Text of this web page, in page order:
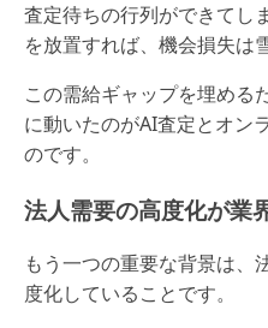
査定待ちの行列ができてし
を放置すれば、機会損失は
この需給ギャップを埋める
に動いたのがAI査定とオン
のです。
法人需要の高度化が業
もう一つの重要な背景は、
度化していることです。